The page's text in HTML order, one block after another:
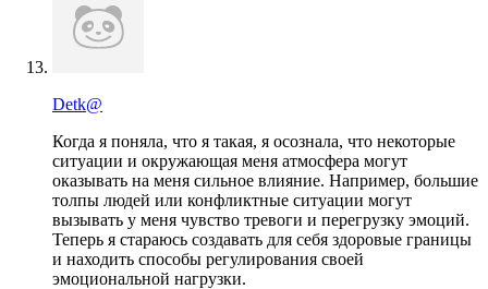
Detk@
Когда я поняла, что я такая, я осознала, что некоторые
ситуации и окружающая меня атмосфера могут
оказывать на меня сильное влияние. Например, большие
толпы людей или конфликтные ситуации могут
вызывать у меня чувство тревоги и перегрузку эмоций.
Теперь я стараюсь создавать для себя здоровые границы
и находить способы регулирования своей
эмоциональной нагрузки.